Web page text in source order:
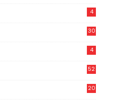
4
30
4
52
20